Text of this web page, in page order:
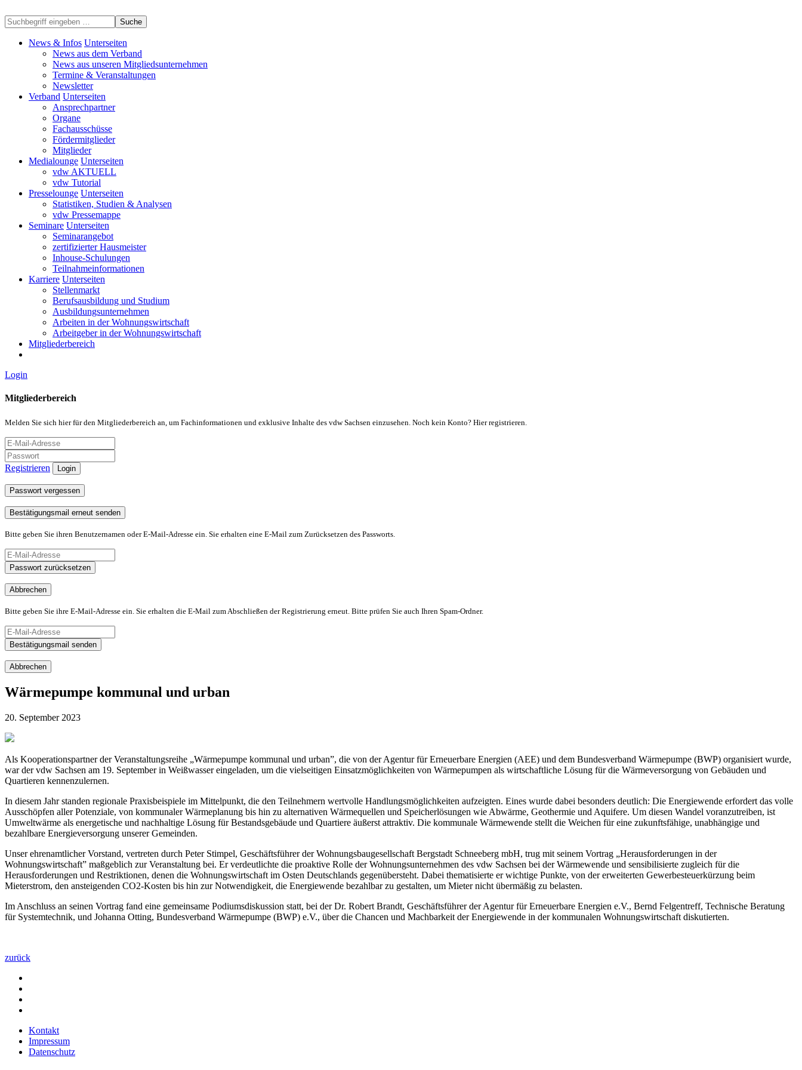
Suche
News & Infos Unterseiten
News aus dem Verband
News aus unseren Mitgliedsunternehmen
Termine & Veranstaltungen
Newsletter
Verband Unterseiten
Ansprechpartner
Organe
Fachausschüsse
Fördermitglieder
Mitglieder
Medialounge Unterseiten
vdw AKTUELL
vdw Tutorial
Presselounge Unterseiten
Statistiken, Studien & Analysen
vdw Pressemappe
Seminare Unterseiten
Seminarangebot
zertifizierter Hausmeister
Inhouse-Schulungen
Teilnahmeinformationen
Karriere Unterseiten
Stellenmarkt
Berufsausbildung und Studium
Ausbildungsunternehmen
Arbeiten in der Wohnungswirtschaft
Arbeitgeber in der Wohnungswirtschaft
Mitgliederbereich
Login
Mitgliederbereich
Melden Sie sich hier für den Mitgliederbereich an, um Fachinformationen und exklusive Inhalte des vdw Sachsen einzusehen. Noch kein Konto? Hier registrieren.
Registrieren Login
Passwort vergessen
Bestätigungsmail erneut senden
Bitte geben Sie ihren Benutzernamen oder E-Mail-Adresse ein. Sie erhalten eine E-Mail zum Zurücksetzen des Passworts.
Passwort zurücksetzen
Abbrechen
Bitte geben Sie ihre E-Mail-Adresse ein. Sie erhalten die E-Mail zum Abschließen der Registrierung erneut. Bitte prüfen Sie auch Ihren Spam-Ordner.
Bestätigungsmail senden
Abbrechen
Wärmepumpe kommunal und urban
20. September 2023
Als Kooperationspartner der Veranstaltungsreihe „Wärmepumpe kommunal und urban”, die von der Agentur für Erneuerbare Energien (AEE) und dem Bundesverband Wärmepumpe (BWP) organisiert wurde,
war der vdw Sachsen am 19. September in Weißwasser eingeladen, um die vielseitigen Einsatzmöglichkeiten von Wärmepumpen als wirtschaftliche Lösung für die Wärmeversorgung von Gebäuden und
Quartieren kennenzulernen.
In diesem Jahr standen regionale Praxisbeispiele im Mittelpunkt, die den Teilnehmern wertvolle Handlungsmöglichkeiten aufzeigten. Eines wurde dabei besonders deutlich: Die Energiewende erfordert das volle
Ausschöpfen aller Potenziale, von kommunaler Wärmeplanung bis hin zu alternativen Wärmequellen und Speicherlösungen wie Abwärme, Geothermie und Aquifere. Um diesen Wandel voranzutreiben, ist
Umweltwärme als energetische und nachhaltige Lösung für Bestandsgebäude und Quartiere äußerst attraktiv. Die kommunale Wärmewende stellt die Weichen für eine zukunftsfähige, unabhängige und
bezahlbare Energieversorgung unserer Gemeinden.
Unser ehrenamtlicher Vorstand, vertreten durch Peter Stimpel, Geschäftsführer der Wohnungsbaugesellschaft Bergstadt Schneeberg mbH, trug mit seinem Vortrag „Herausforderungen in der
Wohnungswirtschaft” maßgeblich zur Veranstaltung bei. Er verdeutlichte die proaktive Rolle der Wohnungsunternehmen des vdw Sachsen bei der Wärmewende und sensibilisierte zugleich für die
Herausforderungen und Restriktionen, denen die Wohnungswirtschaft im Osten Deutschlands gegenübersteht. Dabei thematisierte er wichtige Punkte, von der erweiterten Gewerbesteuerkürzung beim
Mieterstrom, den ansteigenden CO2-Kosten bis hin zur Notwendigkeit, die Energiewende bezahlbar zu gestalten, um Mieter nicht übermäßig zu belasten.
Im Anschluss an seinen Vortrag fand eine gemeinsame Podiumsdiskussion statt, bei der Dr. Robert Brandt, Geschäftsführer der Agentur für Erneuerbare Energien e.V., Bernd Felgentreff, Technische Beratung
für Systemtechnik, und Johanna Otting, Bundesverband Wärmepumpe (BWP) e.V., über die Chancen und Machbarkeit der Energiewende in der kommunalen Wohnungswirtschaft diskutierten.
zurück
Kontakt
Impressum
Datenschutz